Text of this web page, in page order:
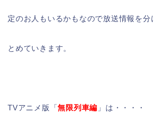
定のお人もいるかもなので放送情報を分
とめていきます。
TVアニメ版「無限列車編 」は・・・・